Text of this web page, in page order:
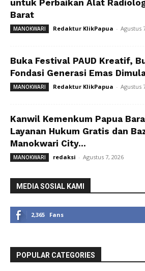
untuk Perbaikan Alat
Barat
MANOKWARI Redaktur KlikPapua - Agustus
Buka Festival PAUD Kreatif,
Fondasi Generasi Emas
MANOKWARI Redaktur KlikPapua - Agustus
Kanwil Kemenkum Papua
Layanan Hukum Gratis dan
Manokwari City...
MANOKWARI redaksi - Agustus 7, 2026
MEDIA SOSIAL KAMI
2,365 Fans
POPULAR CATEGORIES